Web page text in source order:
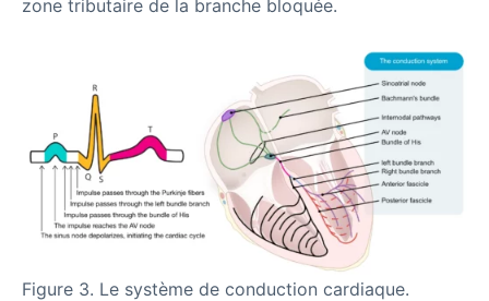
zone tributaire de la branche bloquée.
Figure 3. Le système de conduction cardiaque.